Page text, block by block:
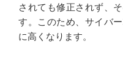
2025-47978
https://
されても修正されず、
す。このため、サイバ
に高くなります。